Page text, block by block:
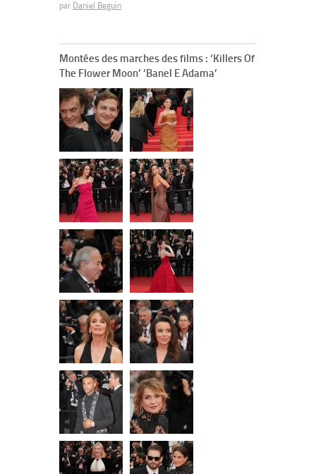
par Daniel Beguin
Montées des marches des films : ‘Killers Of
The Flower Moon’ ‘Banel E Adama’